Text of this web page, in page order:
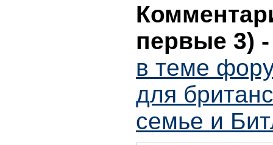
первые 3)
в теме
для
семье и